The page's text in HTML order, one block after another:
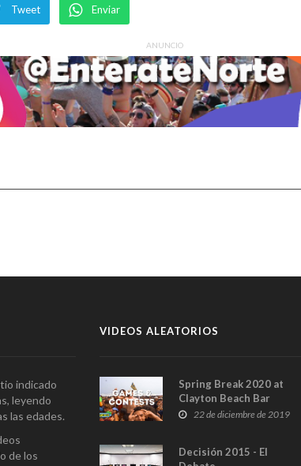
Tweet Enviar
ANUNCIO
indicado
leyendo
las edades.
de los
VIDEOS ALEATORIOS
Spring Break 2020 at
Clayton Beach Bar
22 de diciembre de 2019
Decisión 2015 - El